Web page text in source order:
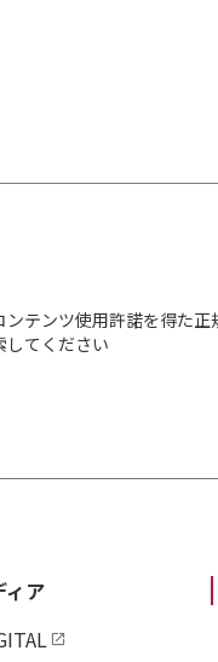
マークプ
している
イワン・
っており
ノースウ
テンツ使用許諾を得た
してください
ィア